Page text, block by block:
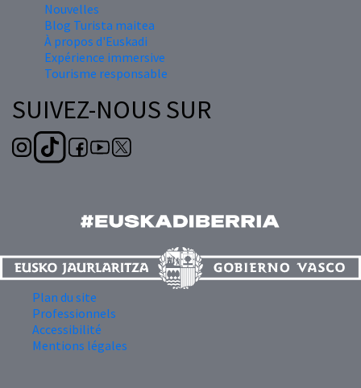
Nouvelles
Blog Turista maitea
À propos d'Euskadi
Expérience immersive
Tourisme responsable
SUIVEZ-NOUS SUR
Plan du site
Professionnels
Accessibilité
Mentions légales